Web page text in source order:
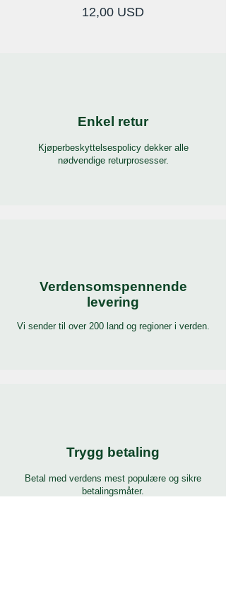
Pris
12,00 USD
Enkel retur
Kjøperbeskyttelsespolicy dekker alle
nødvendige returprosesser.
Verdensomspennende
levering
Vi sender til over 200 land og regioner i verden.
Trygg betaling
Betal med verdens mest populære og sikre
betalingsmåter.